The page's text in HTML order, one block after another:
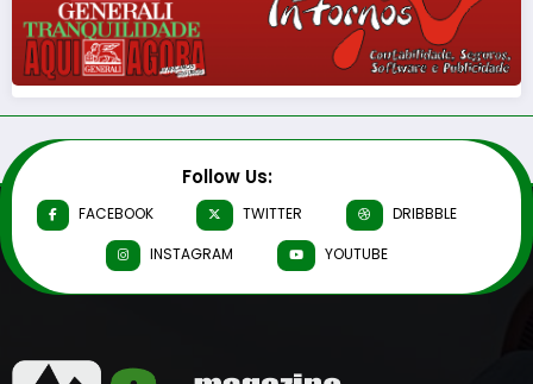
Follow Us:
FACEBOOK TWITTER
DRIBBBLE
INSTAGRAM
YOUTUBE